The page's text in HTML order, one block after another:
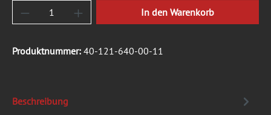
Produkt Anzahl: Gib den gewünschten
In den Warenkorb
Produktnummer: 40-121-640-00-11
Beschreibung